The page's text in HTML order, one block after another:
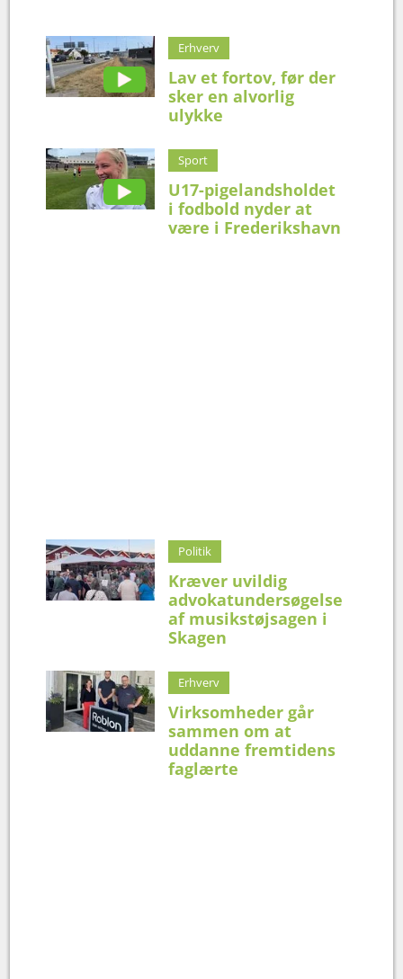
Erhverv
Lav et fortov, før der
sker en alvorlig
ulykke
Sport
U17-pigelandsholdet
i fodbold nyder at
være i Frederikshavn
Politik
Kræver uvildig
advokatundersøgelse
af musikstøjsagen i
Skagen
Erhverv
Virksomheder går
sammen om at
uddanne fremtidens
faglærte